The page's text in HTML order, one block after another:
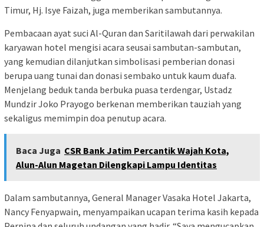
Timur, Hj. Isye Faizah, juga memberikan sambutannya.
Pembacaan ayat suci Al-Quran dan Saritilawah dari perwakilan
karyawan hotel mengisi acara seusai sambutan-sambutan,
yang kemudian dilanjutkan simbolisasi pemberian donasi
berupa uang tunai dan donasi sembako untuk kaum duafa.
Menjelang beduk tanda berbuka puasa terdengar, Ustadz
Mundzir Joko Prayogo berkenan memberikan tauziah yang
sekaligus memimpin doa penutup acara.
Baca Juga CSR Bank Jatim Percantik Wajah Kota,
Alun-Alun Magetan Dilengkapi Lampu Identitas
Dalam sambutannya, General Manager Vasaka Hotel Jakarta,
Nancy Fenyapwain, menyampaikan ucapan terima kasih kepada